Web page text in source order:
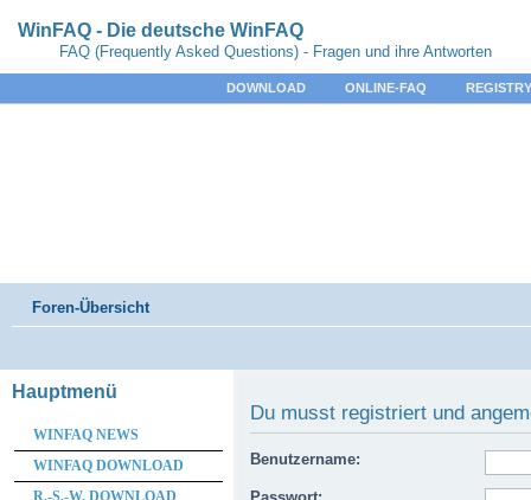
WinFAQ - Die deutsche WinFAQ
FAQ (Frequently Asked Questions) - Fragen und ihre Antworten
DOWNLOAD ONLINE-FAQ
Foren-Übersicht
Du musst registriert und
Benutzername:
Hauptmenü
WINFAQ NEWS
WINFAQ DOWNLOAD
R.-S.-W. DOWNLOAD